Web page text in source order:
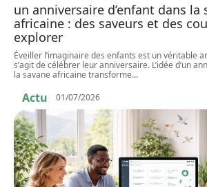
un anniversaire d’enfant dans la
africaine : des saveurs et des
explorer
Éveiller l’imaginaire des enfants est un véritable
s’agit de célébrer leur anniversaire. L’idée d’un
la savane africaine transforme…
Actu 01/07/2026